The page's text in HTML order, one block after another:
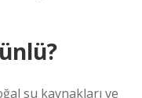
su kaynakları ve